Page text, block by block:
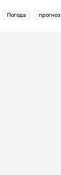
Погода прогноз